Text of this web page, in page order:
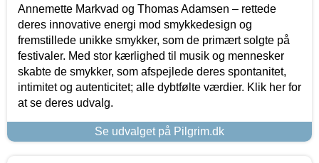
Annemette Markvad og Thomas Adamsen – rettede
deres innovative energi mod smykkedesign og
fremstillede unikke smykker, som de primært solgte på
festivaler. Med stor kærlighed til musik og mennesker
skabte de smykker, som afspejlede deres spontanitet,
intimitet og autenticitet; alle dybtfølte værdier. Klik her for
at se deres udvalg.
Se udvalget på Pilgrim.dk